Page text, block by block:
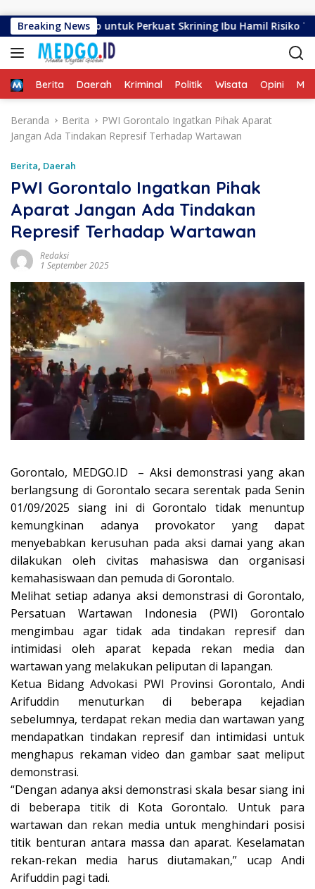
Breaking News
Biawao untuk Perkuat Skrining Ibu Hamil Risiko Tinggi
HomeBerita Daerah Kriminal Politik Wisata Opini
Beranda Berita
PWI Gorontalo Ingatkan Pihak Aparat
Jangan Ada Tindakan Represif Terhadap Wartawan
Berita, Daerah
PWI Gorontalo Ingatkan Pihak
Aparat Jangan Ada Tindakan
Represif Terhadap Wartawan
Redaksi
1 September 2025
Gorontalo, MEDGO.ID – Aksi demonstrasi yang akan
berlangsung di Gorontalo secara serentak pada Senin
01/09/2025 siang ini di Gorontalo tidak menuntup
kemungkinan adanya provokator yang dapat
menyebabkan kerusuhan pada aksi damai yang akan
dilakukan oleh civitas mahasiswa dan organisasi
kemahasiswaan dan pemuda di Gorontalo.
Melihat setiap adanya aksi demonstrasi di Gorontalo,
Persatuan Wartawan Indonesia (PWI) Gorontalo
mengimbau agar tidak ada tindakan represif dan
intimidasi oleh aparat kepada rekan media dan
wartawan yang melakukan peliputan di lapangan.
Ketua Bidang Advokasi PWI Provinsi Gorontalo, Andi
Arifuddin menuturkan di beberapa kejadian
sebelumnya, terdapat rekan media dan wartawan yang
mendapatkan tindakan represif dan intimidasi untuk
menghapus rekaman video dan gambar saat meliput
demonstrasi.
“Dengan adanya aksi demonstrasi skala besar siang ini
di beberapa titik di Kota Gorontalo. Untuk para
wartawan dan rekan media untuk menghindari posisi
titik benturan antara massa dan aparat. Keselamatan
rekan-rekan media harus diutamakan,” ucap Andi
Arifuddin pagi tadi.